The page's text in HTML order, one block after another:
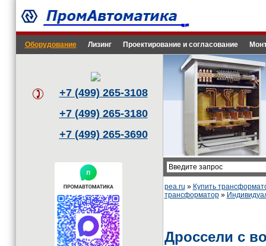
Оборудование Лизинг Проектирование и согласование
+7 (499) 265-3108
+7 (499) 265-3180
+7 (499) 265-3690
pea.ru » Купить
трансформатор»
Дроссели с